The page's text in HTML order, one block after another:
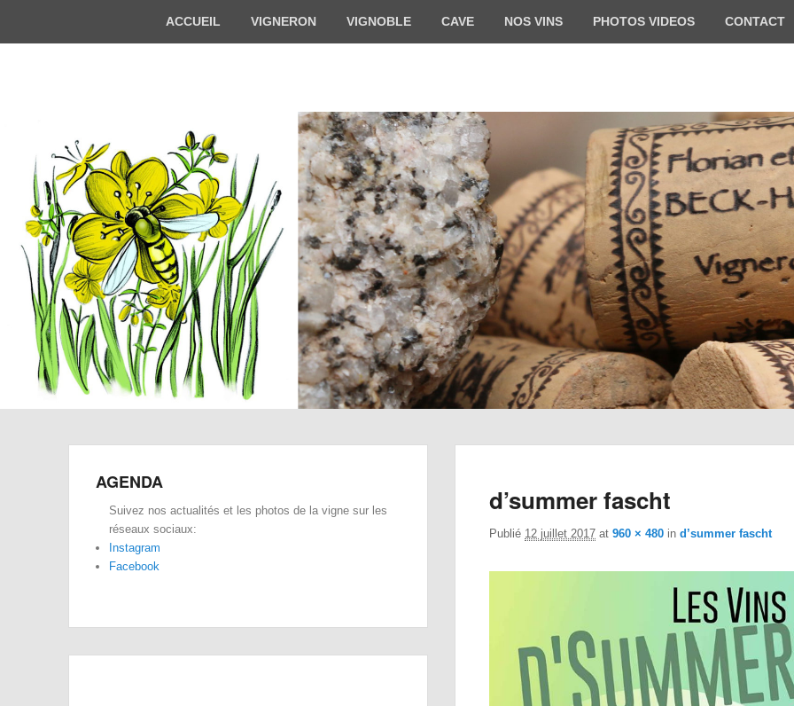
haut
ACCUEIL VIGNERON VIGNOBLE CAVE NOS VINS PHOTOS VIDEOS CONTACT
Vigneron bio en Alsace
d’summer fascht
Publié 12 juillet 2017 at 960 × 480 in d’summer fascht
AGENDA
Suivez nos actualités et les photos de la vigne sur les
réseaux sociaux:
Instagram
Facebook